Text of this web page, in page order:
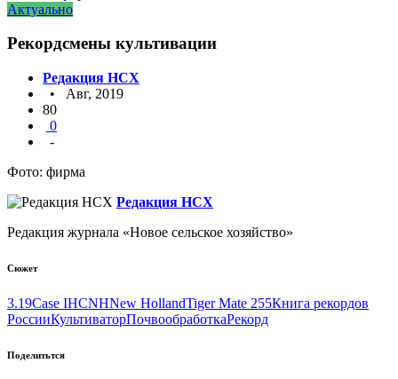
Актуально
Рекордсмены культивации
Редакция НСХ
• Авг, 2019
80
0
-
Фото: фирма
Редакция НСХ
Редакция журнала «Новое сельское хозяйство»
Сюжет
3.19Case IHCNHNew HollandTiger Mate 255Книга рекордов
РоссииКультиваторПочвообработкаРекорд
Поделитьтся